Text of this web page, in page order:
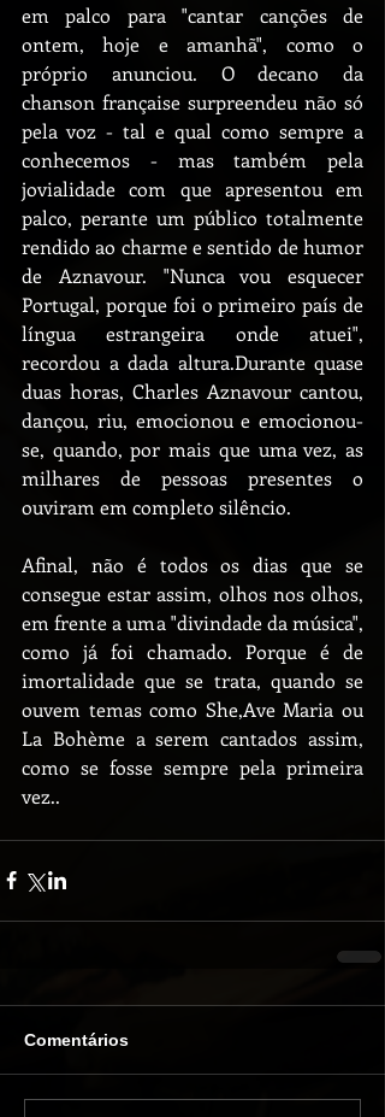
em palco para "cantar canções de
ontem, hoje e amanhã", como o
próprio anunciou. O decano da
chanson française surpreendeu não só
pela voz - tal e qual como sempre a
conhecemos - mas também pela
jovialidade com que apresentou em
palco, perante um público totalmente
rendido ao charme e sentido de humor
de Aznavour. "Nunca vou esquecer
Portugal, porque foi o primeiro país de
língua estrangeira onde atuei",
recordou a dada altura.Durante quase
duas horas, Charles Aznavour cantou,
dançou, riu, emocionou e emocionou-
se, quando, por mais que uma vez, as
milhares de pessoas presentes o
ouviram em completo silêncio.
Afinal, não é todos os dias que se
consegue estar assim, olhos nos olhos,
em frente a uma "divindade da música",
como já foi chamado. Porque é de
imortalidade que se trata, quando se
ouvem temas como She,Ave Maria ou
La Bohème a serem cantados assim,
como se fosse sempre pela primeira
vez..
Comentários